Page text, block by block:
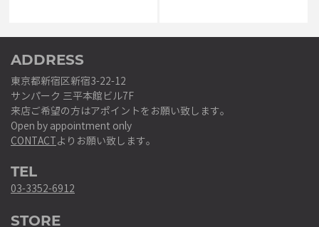
ADDRESS
東京都新宿区新宿3-22-12
サンパーク 三平本館ビル7F
来店ご希望の方はアポイントをお願い致します。
Open by appointment only
CONTACTよりお願い致します。
TEL
03-3352-6912
STORE